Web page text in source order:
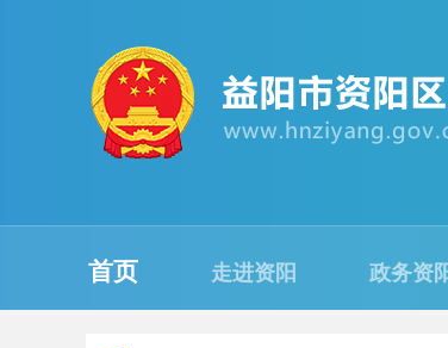
首页 走进资阳 政务资